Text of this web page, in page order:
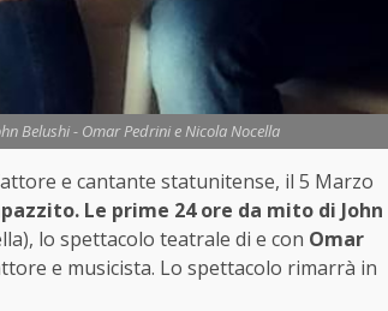
Belushi - Omar Pedrini e Nicola Nocella
e cantante statunitense, il 5 Marzo
Le prime 24 ore da mito di John
lo spettacolo teatrale di e con Omar
e musicista. Lo spettacolo rimarrà in